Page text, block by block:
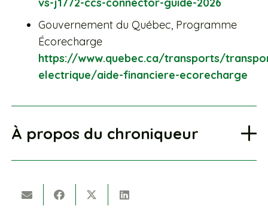
Gouvernement du Québec, Programme
Écorecharge
https://www.quebec.ca/transports/
electrique/aide-financiere-ecorecharge
À propos du chroniqueur